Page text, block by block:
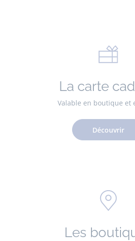
La carte
Valable en boutique et
Découvrir
Les